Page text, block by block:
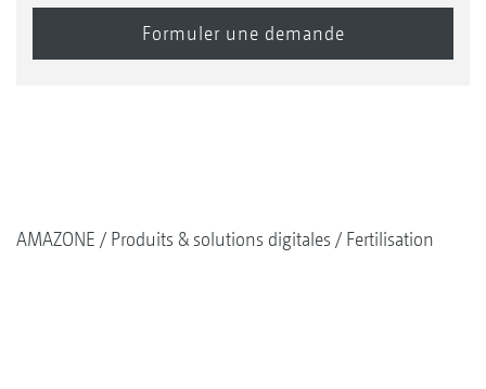
AMAZONE Produits & solutions digitales Fertilisation